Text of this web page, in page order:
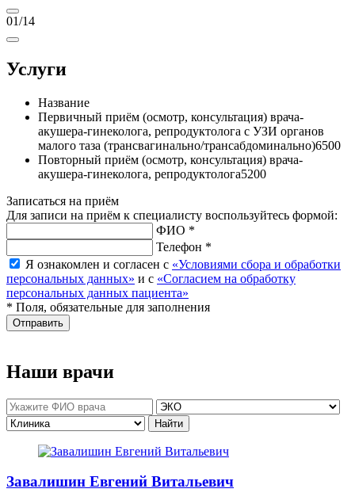
01/14
Услуги
Название
Первичный приём (осмотр, консультация) врача-
акушера-гинеколога, репродуктолога с УЗИ органов
малого таза (трансвагинально/трансабдоминально)6500
Повторный приём (осмотр, консультация) врача-
акушера-гинеколога, репродуктолога5200
Записаться на приём
Для записи на приём к специалисту воспользуйтесь формой:
ФИО *
Телефон *
Я ознакомлен и согласен с «Условиями сбора и обработки
персональных данных» и с «Согласием на обработку
персональных данных пациента»
* Поля, обязательные для заполнения
Отправить
Наши врачи
Завалишин Евгений Витальевич